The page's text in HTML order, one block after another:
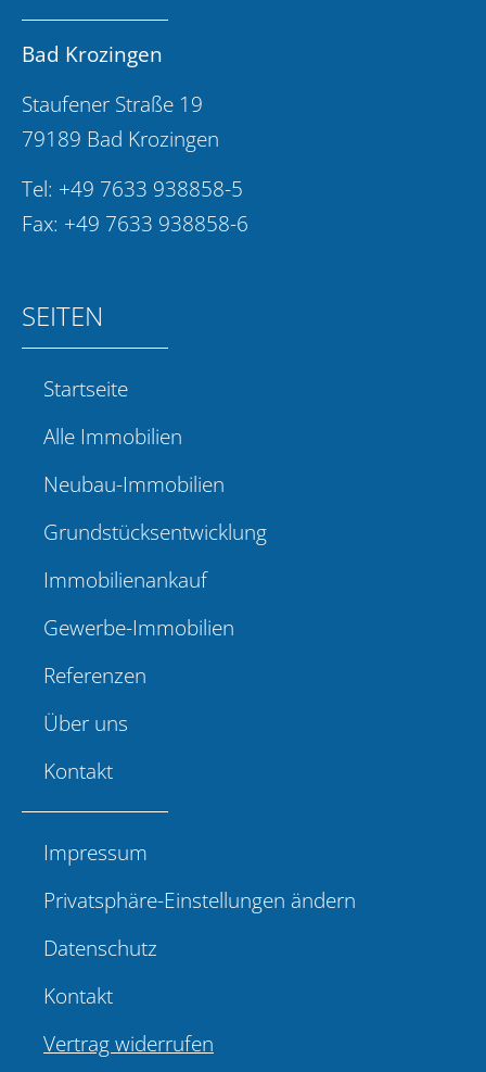
Bad Krozingen
Staufener Straße 19
79189 Bad Krozingen
Tel: +49 7633 938858-5
Fax: +49 7633 938858-6
SEITEN
Startseite
Alle Immobilien
Neubau-Immobilien
Grundstücksentwicklung
Immobilienankauf
Gewerbe-Immobilien
Referenzen
Über uns
Kontakt
Impressum
Privatsphäre-Einstellungen ändern
Datenschutz
Kontakt
Vertrag widerrufen